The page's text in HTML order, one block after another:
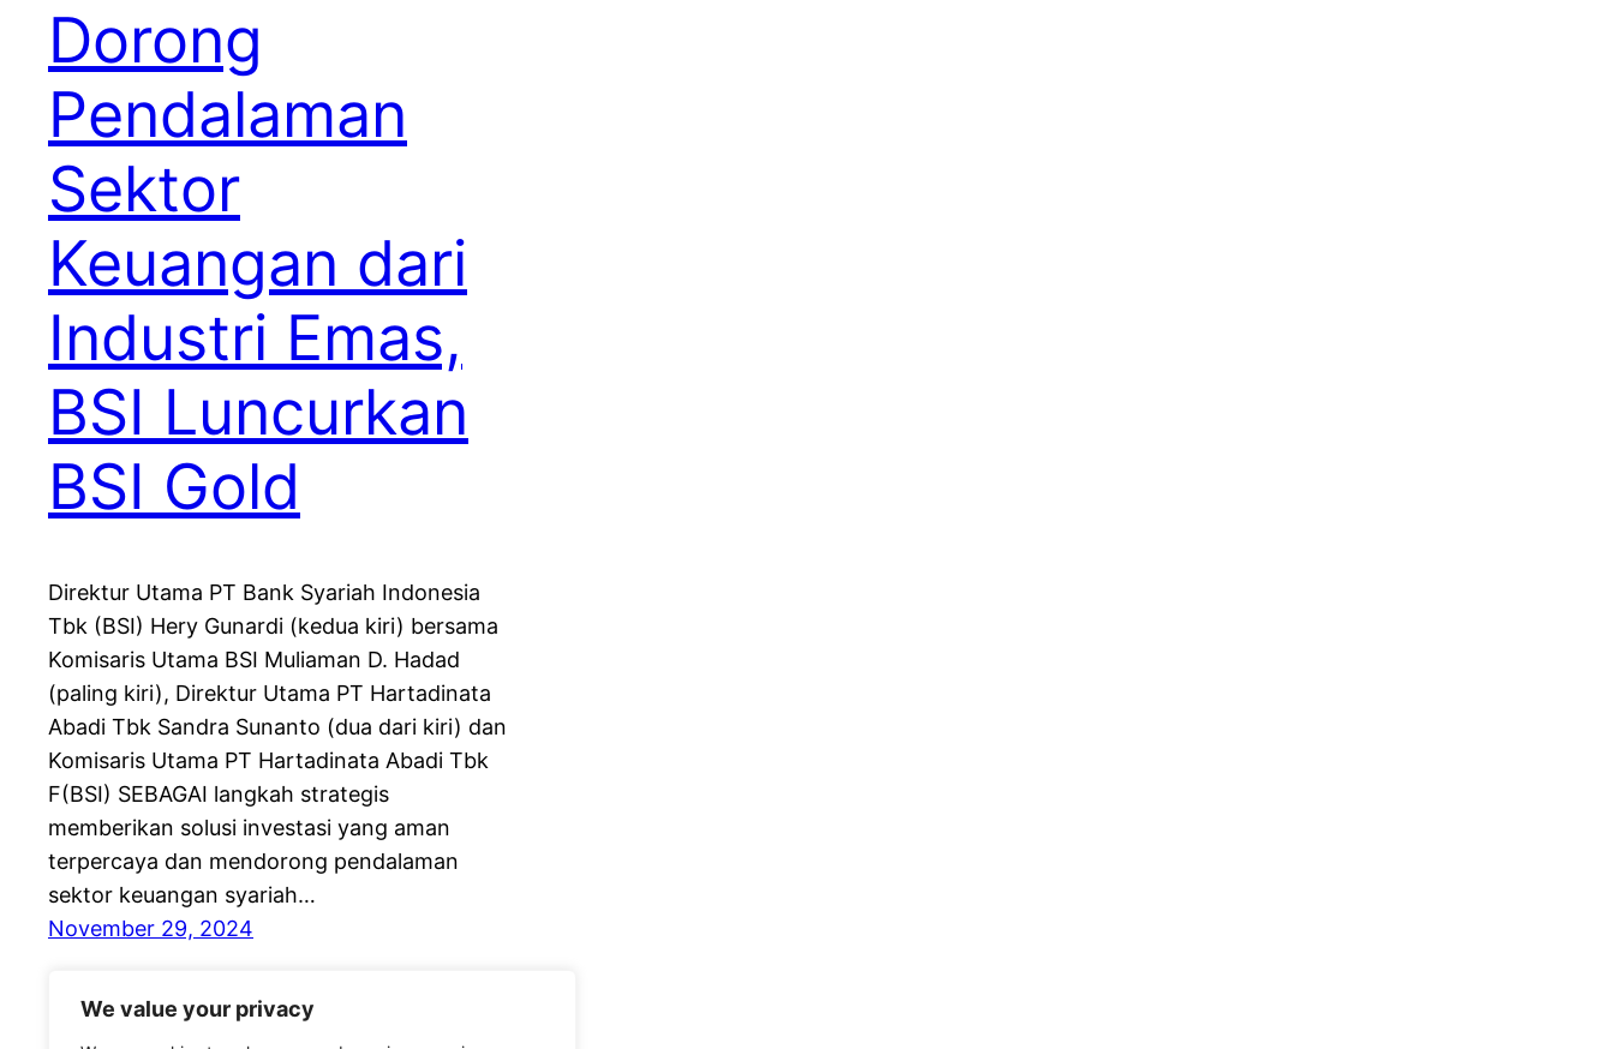
We value your privacy
Dorong
Pendalaman
Sektor
Keuangan dari
Industri Emas,
BSI Luncurkan
BSI Gold
Direktur Utama PT Bank Syariah Indonesia
Tbk (BSI) Hery Gunardi (kedua kiri) bersama
Komisaris Utama BSI Muliaman D. Hadad
(paling kiri), Direktur Utama PT Hartadinata
Abadi Tbk Sandra Sunanto (dua dari kiri) dan
Komisaris Utama PT Hartadinata Abadi Tbk
F(BSI) SEBAGAI langkah strategis
memberikan solusi investasi yang aman
terpercaya dan mendorong pendalaman
sektor keuangan syariah…
November 29, 2024